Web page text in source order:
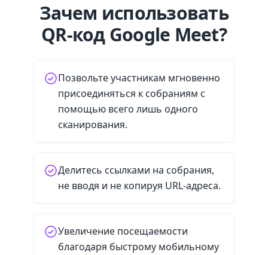
Зачем использовать
QR-код Google Meet?
Позвольте участникам мгновенно
присоединяться к собраниям с
помощью всего лишь одного
сканирования.
Делитесь ссылками на собрания,
не вводя и не копируя URL-адреса.
Увеличение посещаемости
благодаря быстрому мобильному